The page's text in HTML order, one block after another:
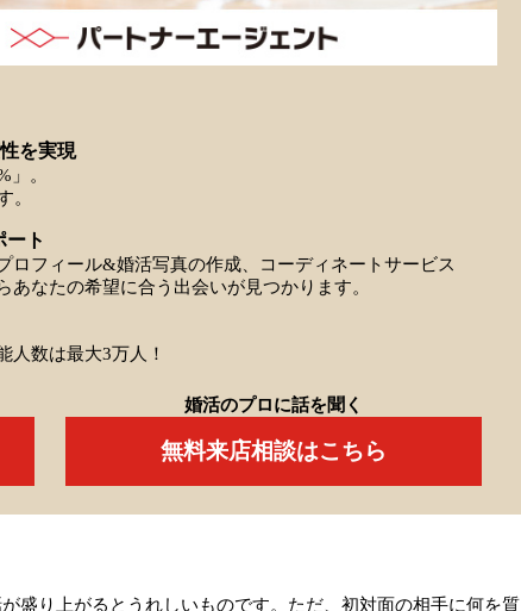
を実現
」。
。
ート
ロフィール&婚活写真の作成、コーディネートサービス
なたの希望に合う出会いが見つかります。
人数は最大3万人！
婚活のプロに話を聞く
無料来店相談はこちら
盛り上がるとうれしいものです。ただ、初対面の相手に何を質